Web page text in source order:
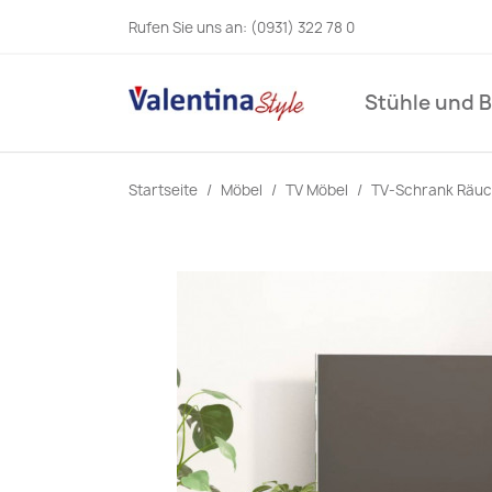
Rufen Sie uns an: (0931) 322 78 0
Stühle und
Startseite Möbel TV Möbel TV-Schrank